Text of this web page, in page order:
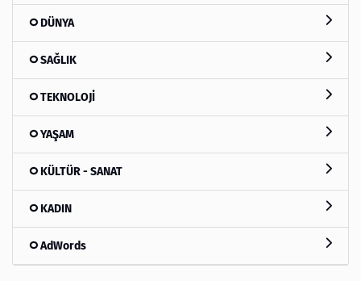
DÜNYA
SAĞLIK
TEKNOLOJİ
YAŞAM
KÜLTÜR - SANAT
KADIN
AdWords